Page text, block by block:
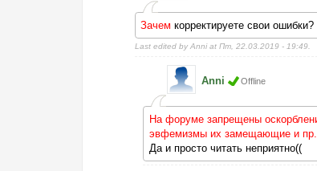
Зачем корректируете свои
Last edited by Anni at Пт, 22.03.2019 - 19:49.
Anni Offline
На форуме запрещены
эвфемизмы их замещающие и пр.
Да и просто читать неприятно((